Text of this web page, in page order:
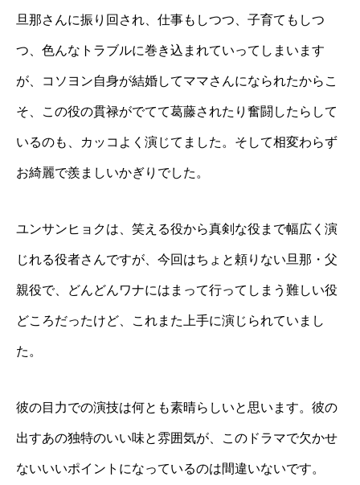
旦那さんに振り回され、仕事もしつつ、子育てもしつ
つ、色んなトラブルに巻き込まれていってしまいます
が、コソヨン自身が結婚してママさんになられたからこ
そ、この役の貫禄がでてて葛藤されたり奮闘したらして
いるのも、カッコよく演じてました。そして相変わらず
お綺麗で羨ましいかぎりでした。
ユンサンヒョクは、笑える役から真剣な役まで幅広く演
じれる役者さんですが、今回はちょと頼りない旦那・父
親役で、どんどんワナにはまって行ってしまう難しい役
どころだったけど、これまた上手に演じられていまし
た。
彼の目力での演技は何とも素晴らしいと思います。彼の
出すあの独特のいい味と雰囲気が、このドラマで欠かせ
ないいいポイントになっているのは間違いないです。